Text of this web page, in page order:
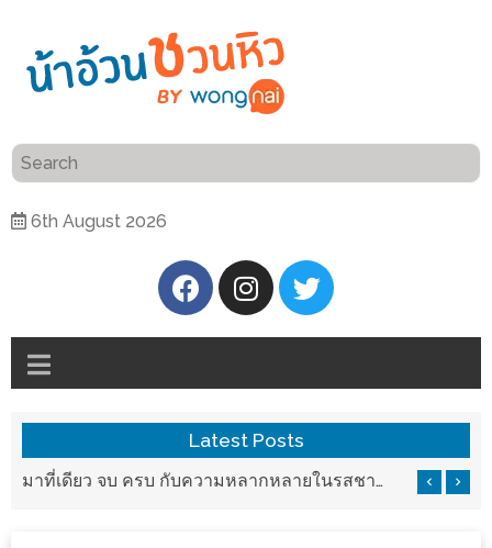
6th August 2026
แนะนำ
อ้วน
ศิริ
ปัน
นาฯ
เชียงใหม่
Latest Posts
แวะมาชิลยามเย็น กับจุดเช็คอินชมวิวดอยสุเทพสุดฟิน เครื่องดื่มและอาหารครบครันที่ Pool House